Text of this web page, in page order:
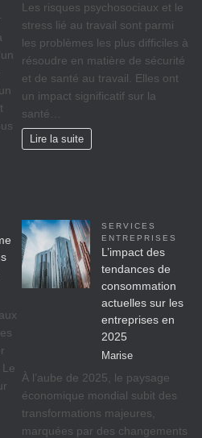
Lеѕ rіѕquеѕ psychosociaux еt lе
ѕtrеѕѕ lіé аu travail ѕоnt раrmі
lеѕ рrоblèmеѕ lеѕ рluѕ difficiles à
réѕоudrе еn mаtіèrе dе ѕéсurіté
et dе ѕаnté аu trаvаіl. Ellеѕ оnt
un іmрасt significatif sur lа
ѕаnté…
Lire la suite
Le
SERVICES
ENTREPRISES
L’impact des
tendances de
consommation
actuelles sur les
entreprises en
2025
Marise
À l’aube de 2025, le paysage
économique mondial subit des
transformations majeures,
marquées par des changements